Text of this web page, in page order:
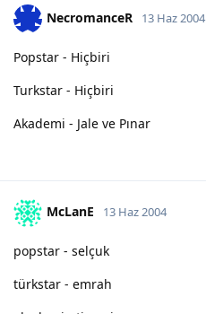
NecromanceR 13 Haz 2004
Popstar - Hiçbiri
Turkstar - Hiçbiri
Akademi - Jale ve Pınar
McLanE 13 Haz 2004
popstar - selçuk
türkstar - emrah